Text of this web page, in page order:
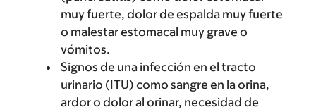
muy fuerte, dolor de espalda muy fuerte
o malestar estomacal muy grave o
vómitos.
Signos de una infección en el tracto
urinario (ITU) como sangre en la orina,
ardor o dolor al orinar, necesidad de